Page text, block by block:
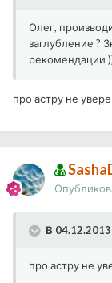
Олег,
заглубление ?
рекомендации
про астру не
В
про астру не